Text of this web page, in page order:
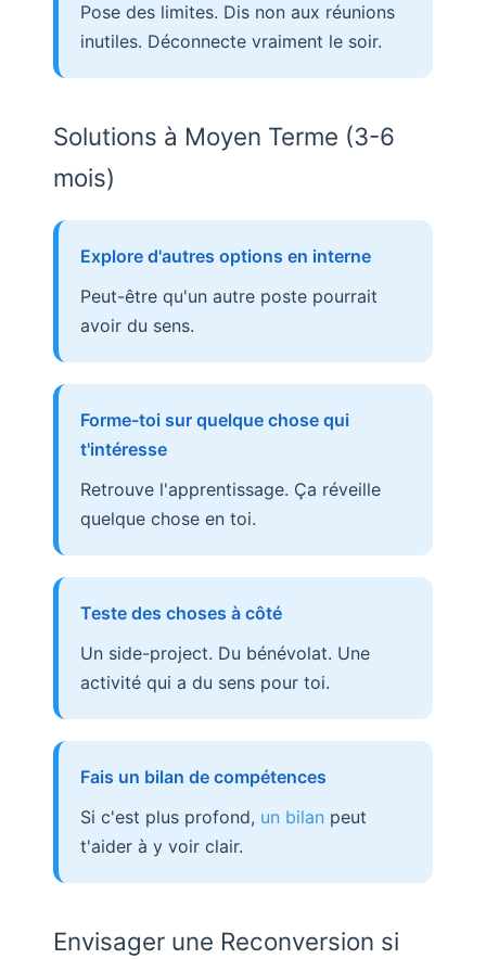
Pose des limites. Dis non aux réunions
inutiles. Déconnecte vraiment le soir.
Solutions à Moyen Terme (3-6
mois)
Explore d'autres options en interne
Peut-être qu'un autre poste pourrait
avoir du sens.
Forme-toi sur quelque chose qui
t'intéresse
Retrouve l'apprentissage. Ça réveille
quelque chose en toi.
Teste des choses à côté
Un side-project. Du bénévolat. Une
activité qui a du sens pour toi.
Fais un bilan de compétences
Si c'est plus profond, un bilan peut
t'aider à y voir clair.
Envisager une Reconversion si